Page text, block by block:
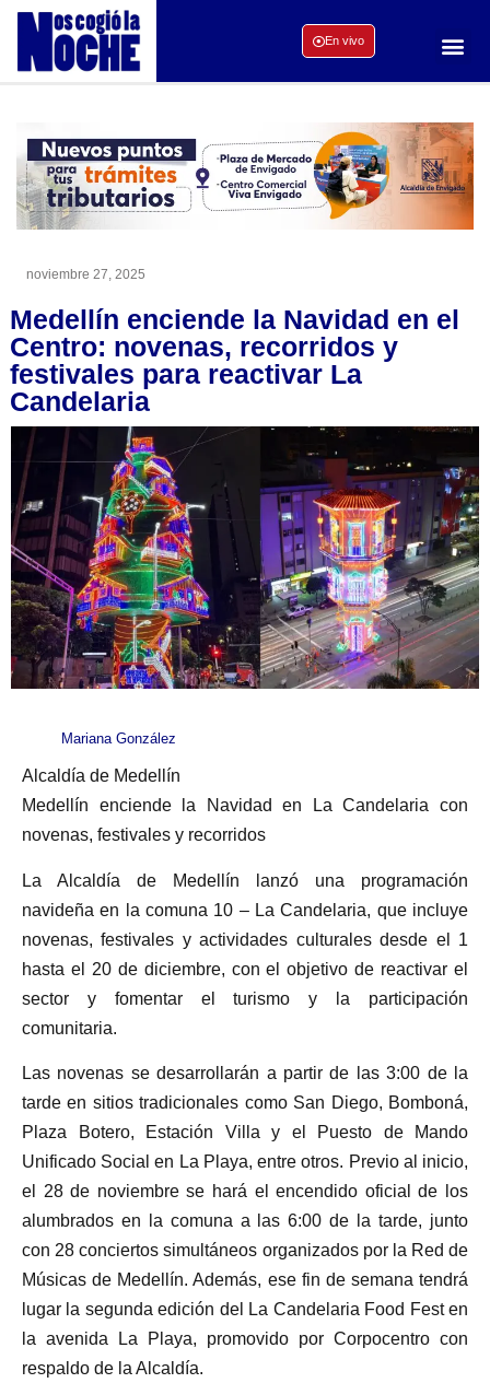
En vivo
noviembre 27, 2025
Medellín enciende la Navidad en el
Centro: novenas, recorridos y
festivales para reactivar La
Candelaria
Mariana González
Alcaldía de Medellín
Medellín enciende la Navidad en La Candelaria con
novenas, festivales y recorridos
La Alcaldía de Medellín lanzó una programación
navideña en la comuna 10 – La Candelaria, que incluye
novenas, festivales y actividades culturales desde el 1
hasta el 20 de diciembre, con el objetivo de reactivar el
sector y fomentar el turismo y la participación
comunitaria.
Las novenas se desarrollarán a partir de las 3:00 de la
tarde en sitios tradicionales como San Diego, Bomboná,
Plaza Botero, Estación Villa y el Puesto de Mando
Unificado Social en La Playa, entre otros. Previo al inicio,
el 28 de noviembre se hará el encendido oficial de los
alumbrados en la comuna a las 6:00 de la tarde, junto
con 28 conciertos simultáneos organizados por la Red de
Músicas de Medellín. Además, ese fin de semana tendrá
lugar la segunda edición del La Candelaria Food Fest en
la avenida La Playa, promovido por Corpocentro con
respaldo de la Alcaldía.